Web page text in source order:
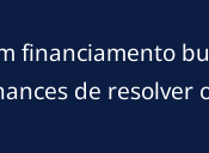
financiamento
de resolver